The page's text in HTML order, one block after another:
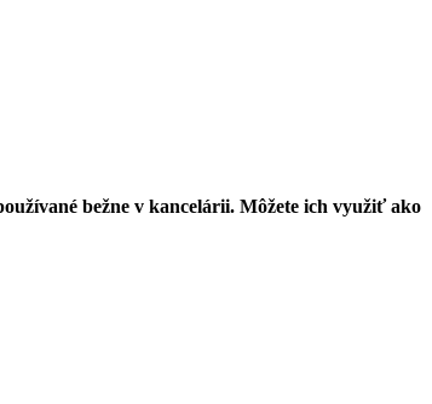
bežne v kancelárii. Môžete ich využiť ako